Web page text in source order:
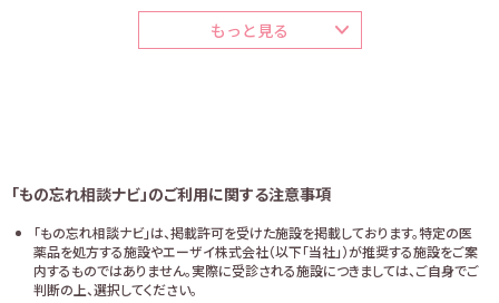
もっと見る
「もの忘れ相談ナビ」のご利用に関する注意事項
「もの忘れ相談ナビ」は、掲載許可を受けた施設を掲載しております。特定の医
薬品を処方する施設やエーザイ株式会社（以下「当社」）が推奨する施設をご案
内するものではありません。実際に受診される施設につきましては、ご自身でご
判断の上、選択してください。